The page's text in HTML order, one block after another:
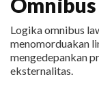
Logika omnibus
menomorduakan
mengedepankan
eksternalitas.